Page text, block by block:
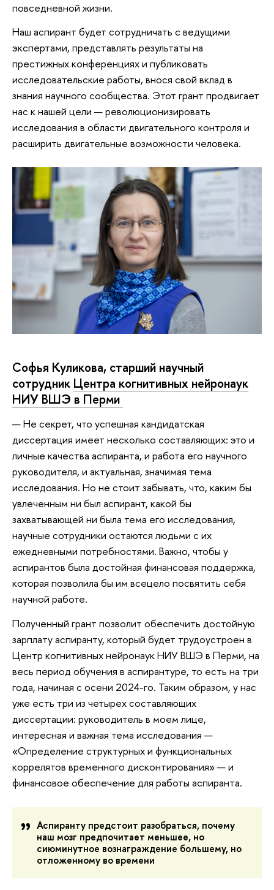
повседневной жизни.
Наш аспирант будет сотрудничать с ведущими
экспертами, представлять результаты на
престижных конференциях и публиковать
исследовательские работы, внося свой вклад в
знания научного сообщества. Этот грант продвигает
нас к нашей цели — революционизировать
исследования в области двигательного контроля и
расширить двигательные возможности человека.
Софья Куликова, старший научный
сотрудник Центра когнитивных нейронаук
НИУ ВШЭ в Перми
— Не секрет, что успешная кандидатская
диссертация имеет несколько составляющих: это и
личные качества аспиранта, и работа его научного
руководителя, и актуальная, значимая тема
исследования. Но не стоит забывать, что, каким бы
увлеченным ни был аспирант, какой бы
захватывающей ни была тема его исследования,
научные сотрудники остаются людьми с их
ежедневными потребностями. Важно, чтобы у
аспирантов была достойная финансовая поддержка,
которая позволила бы им всецело посвятить себя
научной работе.
Полученный грант позволит обеспечить достойную
зарплату аспиранту, который будет трудоустроен в
Центр когнитивных нейронаук НИУ ВШЭ в Перми, на
весь период обучения в аспирантуре, то есть на три
года, начиная с осени 2024-го. Таким образом, у нас
уже есть три из четырех составляющих
диссертации: руководитель в моем лице,
интересная и важная тема исследования —
«Определение структурных и функциональных
коррелятов временного дисконтирования» — и
финансовое обеспечение для работы аспиранта.
Аспиранту предстоит разобраться, почему
наш мозг предпочитает меньшее, но
сиюминутное вознаграждение большему, но
отложенному во времени